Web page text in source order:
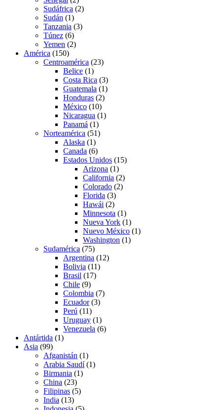
Sudáfrica (2)
Sudán (1)
Tanzania (3)
Túnez (6)
Yemen (2)
América (150)
Centroamérica (23)
Belice (1)
Costa Rica (3)
Guatemala (1)
Honduras (2)
México (10)
Nicaragua (1)
Panamá (1)
Norteamérica (51)
Alaska (1)
Canada (6)
Estados Unidos (15)
Arizona (1)
California (2)
Colorado (2)
Florida (3)
Hawái (2)
Minnesota (1)
Nueva York (1)
Nuevo México (1)
Washington (1)
Sudamérica (75)
Argentina (12)
Bolivia (11)
Brasil (17)
Chile (9)
Colombia (7)
Ecuador(3)
Perú (11)
Uruguay (1)
Venezuela (6)
Antártida (1)
Asia (99)
Afganistán (1)
Arabia Saudí(1)
Birmania (1)
China (23)
Filipinas (5)
India (13)